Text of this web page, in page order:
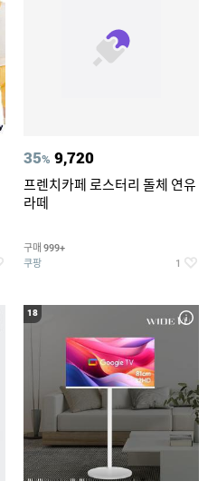
35% 9,720
프렌치카페 로스터리 돌체 연유
라떼
구매 999+
쿠팡 1
18